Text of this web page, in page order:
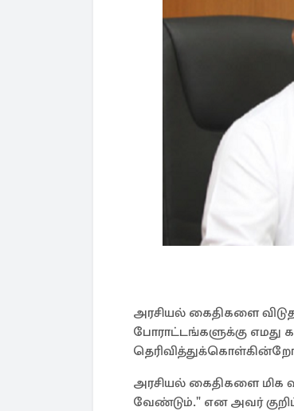
அரசியல் கைதிகளை
போராட்டங்களுக்கு எமது
அரசியல் கைதிகளை மிக
வேண்டும்." என அவர்